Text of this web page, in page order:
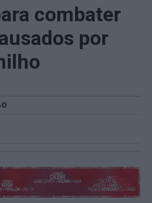
combater
por